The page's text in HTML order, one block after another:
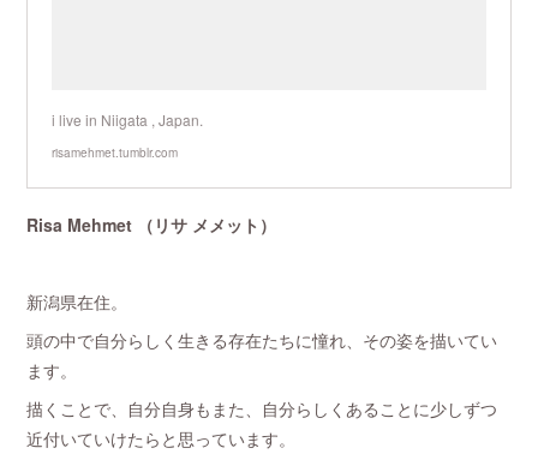
i live in Niigata , Japan.
risamehmet.tumblr.com
Risa Mehmet （リサ メメット）
新潟県在住。
頭の中で自分らしく生きる存在たちに憧れ、その姿を描いてい
ます。
描くことで、自分自身もまた、自分らしくあることに少しずつ
近付いていけたらと思っています。